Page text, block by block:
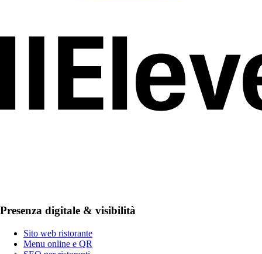
Presenza digitale & visibilità
Sito web ristorante
Menu online e QR